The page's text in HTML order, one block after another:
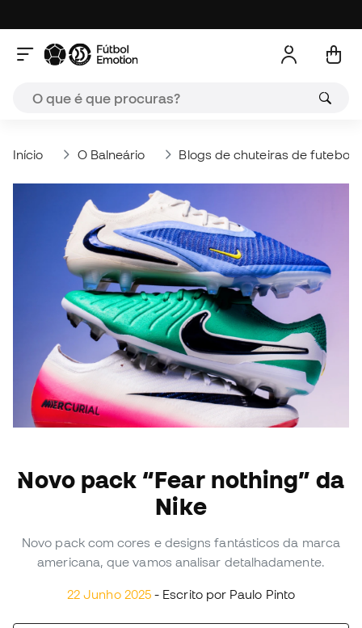
Início O Balneário Blogs de chuteiras de futebol
Novo pack “Fear nothing” da
Nike
Novo pack com cores e designs fantásticos da marca
americana, que vamos analisar detalhadamente.
22 Junho 2025- Escrito por Paulo Pinto